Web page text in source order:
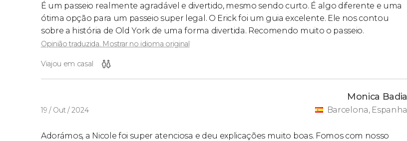
É um passeio realmente agradável e divertido, mesmo sendo curto. É algo diferente e uma
ótima opção para um passeio super legal. O Erick foi um guia excelente. Ele nos contou
sobre a história de Old York de uma forma divertida. Recomendo muito o passeio.
Opinião traduzida. Mostrar no idioma original
Viajou em casal
19 / Out / 2024
Monica Badia
Barcelona, Espanha
Adorámos, a Nicole foi super atenciosa e deu explicações muito boas. Fomos com nosso